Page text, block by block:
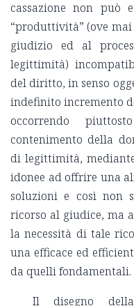
cassazione non può
“produttività” (ove
giudizio ed al
legittimità)
del diritto, in senso
indefinito incremento
occorrendo
contenimento della
di legittimità,
idonee ad offrire una
soluzioni e così non
ricorso al giudice, ma
la necessità di tale
una efficace ed
da quelli fondamentali.
Il disegno